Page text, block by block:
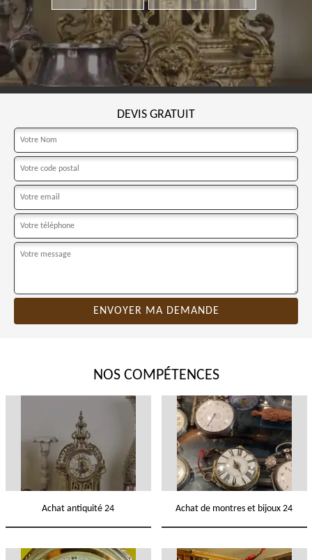
DEVIS GRATUIT
NOS COMPÉTENCES
Achat antiquité 24 Achat de montres et bijoux 24